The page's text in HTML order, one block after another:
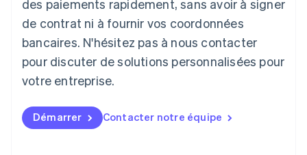
des paiements rapidement, sans avoir à signer
de contrat ni à fournir vos coordonnées
bancaires. N'hésitez pas à nous contacter
pour discuter de solutions personnalisées pour
votre entreprise.
Démarrer Contacter notre équipe
Lettonie
English
Liechtenstein
DeutschEnglish
English
FrançaisDeutschEnglish
Malaisie